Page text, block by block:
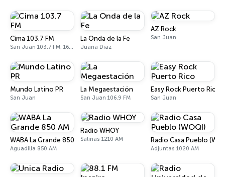
Cima 103.7 FM
San Juan 103.7 FM, 1600 AM
La Onda de la Fe
Juana Díaz
AZ Rock
San Juan
Mundo Latino PR
San Juan
La Megaestación
San Juan 106.9 FM
Easy Rock Puerto Rico
San Juan
WABA La Grande 850 AM
Aguadilla 850 AM
Radio WHOY
Salinas 1210 AM Radio Casa Pueblo
Adjuntas 1020 AM